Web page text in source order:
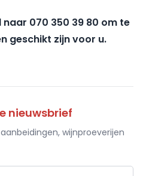
naar 070 350 39 80 om te
geschikt zijn voor u.
nieuwsbrief
wijnproeverijen